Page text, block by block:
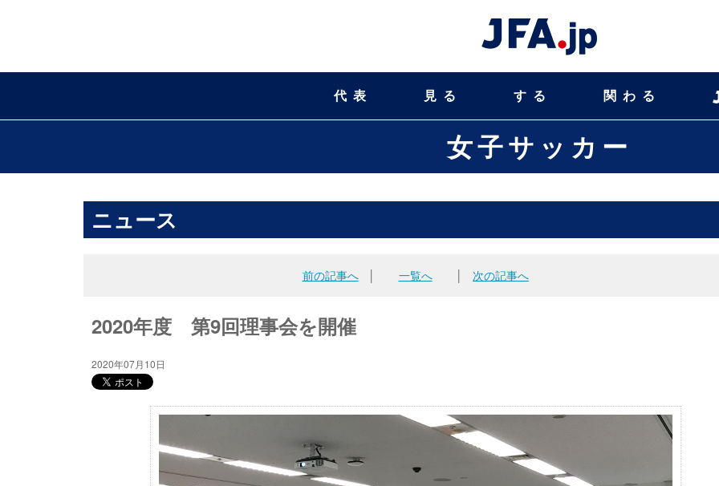
代表 見る する 関わる
女子サッカー
ニュース
前の記事へ│ 一覧へ 次の記事へ
2020年度 第9回理事会を開催
2020年07月10日